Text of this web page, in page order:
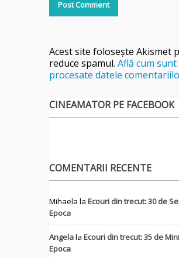
Acest site folosește Akismet
reduce spamul. Află cum sunt
procesate datele
CINEAMATOR PE FACEBOOK
COMENTARII RECENTE
Mihaela la Ecouri din trecut: 30 de
Epoca
Angelala Ecouri din trecut: 35 de
Epoca